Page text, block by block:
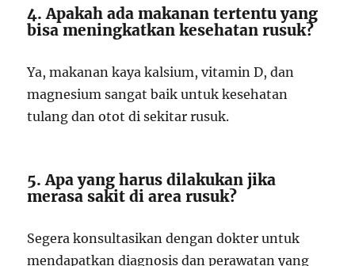
4. Apakah ada makanan tertentu yang
bisa meningkatkan kesehatan rusuk?
Ya, makanan kaya kalsium, vitamin D, dan
magnesium sangat baik untuk kesehatan
tulang dan otot di sekitar rusuk.
5. Apa yang harus dilakukan jika
merasa sakit di area rusuk?
Segera konsultasikan dengan dokter untuk
mendapatkan diagnosis dan perawatan yang